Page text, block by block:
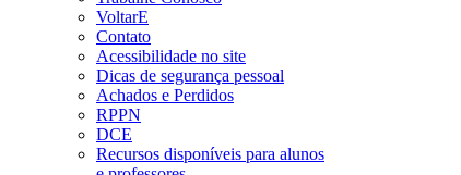
VoltarE
Contato
Acessibilidade no site
Dicas de segurança pessoal
Achados e Perdidos
RPPN
DCE
Recursos disponíveis para alunos